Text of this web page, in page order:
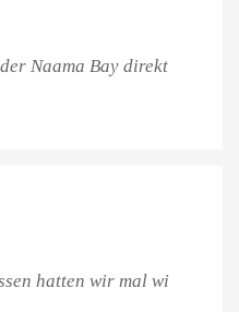
Naama Bay direkt
hatten wir mal wi